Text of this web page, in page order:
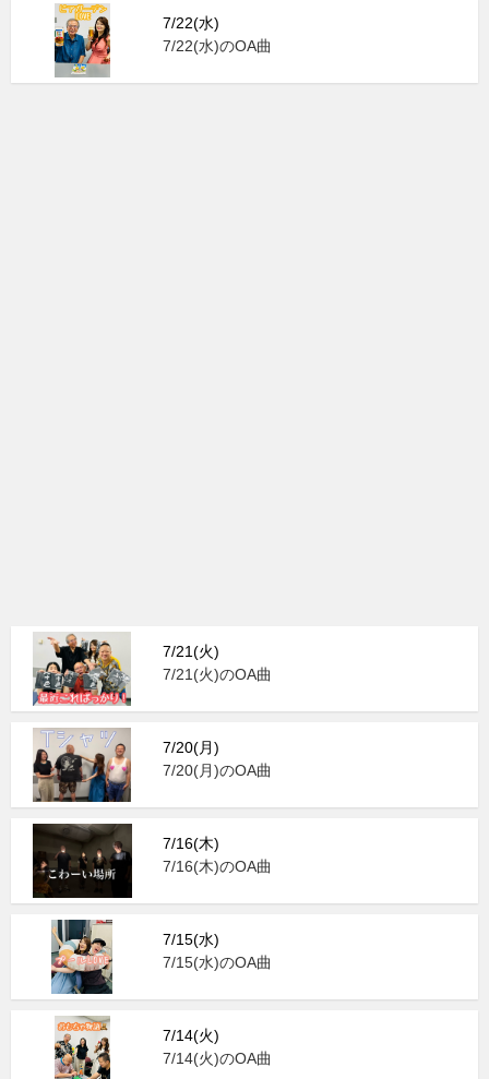
7/22(水)
7/22(水)のOA曲
7/21(火)
7/21(火)のOA曲
7/20(月)
7/20(月)のOA曲
7/16(木)
7/16(木)のOA曲
7/15(水)
7/15(水)のOA曲
7/14(火)
7/14(火)のOA曲